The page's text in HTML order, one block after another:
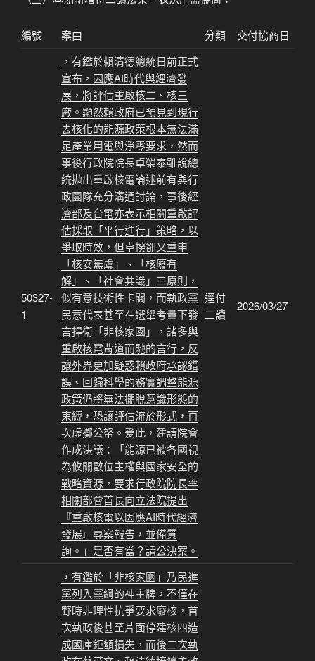
編號 案由 分類 交付協商日
50327-
1
，有鑑於賴清德總統日前正式
宣布，因應AI時代與經濟發
展，將評估重啟核二、核三
廠。顯然賴政府已預見到現行
去核化的能源政策根本無法滿
足產業用電與淨零要求，然而
事後行政院院長卓榮泰雖說總
統拋出重啟核電論述前有與行
政團隊充分溝通討論，事後經
濟部及台電亦表示相關重啟評
估採取「平行進行」策略，以
爭取時效，但卓揆卻又重申
「核安無虞」、「核廢有
解」、「社會共識」三原則，
似有意技術性卡關，而執政黨
民意代表甚至在選舉考量下發
言捍衛「非核家園」，諸多與
重啟核電背道而馳的言行，反
讓外界更加疑惑賴政府承認錯
誤、回歸科學的務實調整能源
政策仍將無法擺脫意識形態的
束縛，恐讓評估流於形式，再
次虛擲公帑。爰此，建請院會
作成決議：「能源已被各國視
為攸關數位主權與國家安全的
戰略資源，要求行政院院長率
相關部會首長向立法院提出
『重啟核電以因應AI時代經濟
發展』專案報告，並備質
詢。」是否有當？請公決案。
逕付
二讀
2026/03/27
，有鑑於「非核家園」乃民進
黨列入黨綱的神主牌，不僅在
野時非理性抗爭要求廢核，首
次執政後甚至片面停建核四造
成國庫鉅額損失，而後二次執